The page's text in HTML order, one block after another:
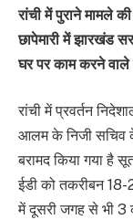
रांची में पुराने मामले
छापेमारी में झारखंड
घर पर काम करने वाले
रांची में प्रवर्तन
आलम के निजी सचिव
बरामद किया गया है
ईडी को तकरीबन
में दूसरी जगह से भी 3